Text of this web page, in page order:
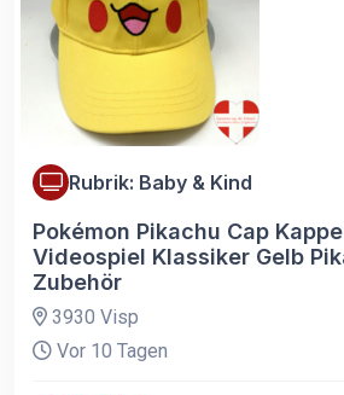
Rubrik: Baby & Kind
Pokémon Pikachu Cap
Videospiel Klassiker Gelb
Zubehör
3930 Visp
Vor 10 Tagen